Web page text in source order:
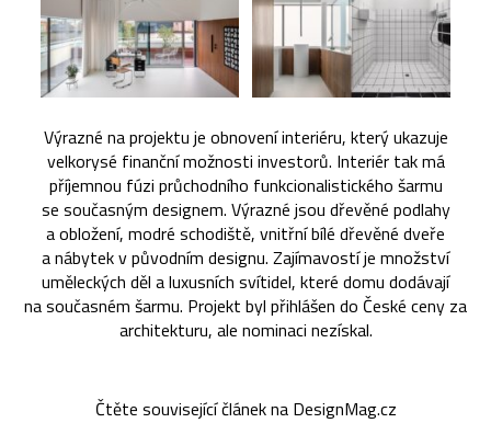
Výrazné na projektu je obnovení interiéru, který ukazuje
velkorysé finanční možnosti investorů. Interiér tak má
příjemnou fúzi průchodního funkcionalistického šarmu
se současným designem. Výrazné jsou dřevěné podlahy
a obložení, modré schodiště, vnitřní bílé dřevěné dveře
a nábytek v původním designu. Zajímavostí je množství
uměleckých děl a luxusních svítidel, které domu dodávají
na současném šarmu. Projekt byl přihlášen do České ceny za
architekturu, ale nominaci nezískal.
Čtěte související článek na DesignMag.cz